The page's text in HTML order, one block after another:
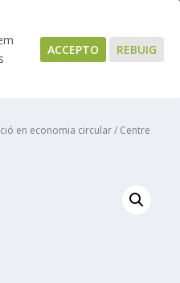
en economia circular/ Centre
ACCEPTO REBUIG